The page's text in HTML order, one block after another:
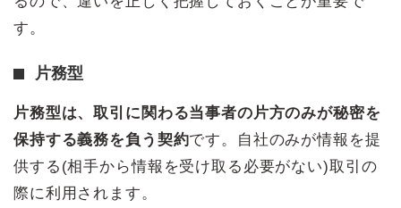
す。
片務型
片務型は、取引に関わる当事者の片方のみが秘密を
保持する義務を負う契約です。自社のみが情報を提
供する(相手から情報を受け取る必要がない)取引の
際に利用されます。